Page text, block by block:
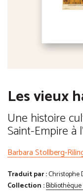
Les vieux
Une histoire
Saint-Empire
Barbara Stollberg-
Traduit par :Christophe
Collection :